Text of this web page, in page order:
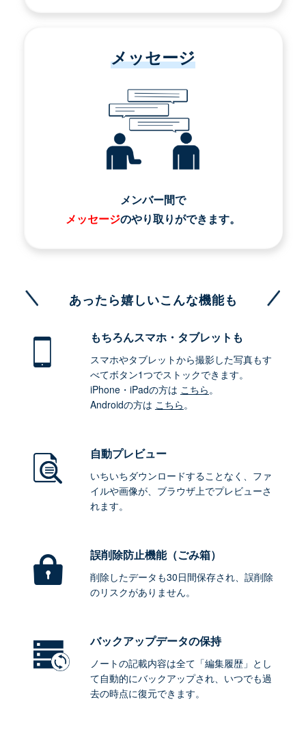
メッセージ
メンバー間で
メッセージのやり取りができます。
あったら嬉しいこんな機能も
もちろんスマホ・タブレットも
スマホやタブレットから撮影した写真もす
べてボタン1つでストックできます。
iPhone・iPadの方は こちら。
Androidの方は こちら。
自動プレビュー
いちいちダウンロードすることなく、ファ
イルや画像が、ブラウザ上でプレビューさ
れます。
誤削除防止機能（ごみ箱）
削除したデータも30日間保存され、誤削除
のリスクがありません。
バックアップデータの保持
ノートの記載内容は全て「編集履歴」とし
て自動的にバックアップされ、いつでも過
去の時点に復元できます。